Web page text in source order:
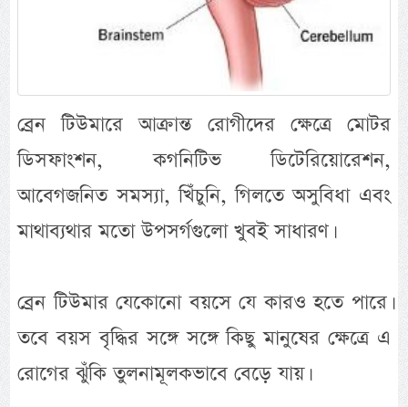
ব্রেন টিউমারে আক্রান্ত রোগীদের ক্ষেত্রে মোটর
ডিসফাংশন, কগনিটিভ ডিটেরিয়োরেশন,
আবেগজনিত সমস্যা, খিঁচুনি, গিলতে অসুবিধা এবং
মাথাব্যথার মতো উপসর্গগুলো খুবই সাধারণ।
ব্রেন টিউমার যেকোনো বয়সে যে কারও হতে পারে।
তবে বয়স বৃদ্ধির সঙ্গে সঙ্গে কিছু মানুষের ক্ষেত্রে এ
রোগের ঝুঁকি তুলনামূলকভাবে বেড়ে যায়।